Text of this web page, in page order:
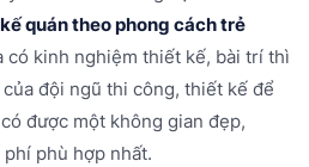
quán theo phong cách trẻ
có kinh nghiệm thiết kế, bài trí thì
đội ngũ thi công, thiết kế để
được một không gian đẹp,
phù hợp nhất.